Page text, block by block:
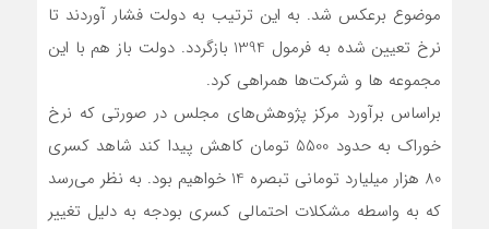
موضوع برعکس شد. به این ترتیب به دولت فشار آوردند تا
نرخ تعیین شده به فرمول 1394 بازگردد. دولت باز هم با این
مجموعه ها و شرکت‌ها همراهی کرد.
براساس برآورد مرکز پژوهش‌های مجلس در صورتی که نرخ
خوراک به حدود 5500 تومان کاهش پیدا کند شاهد کسری
80 هزار میلیارد تومانی تبصره 14 خواهیم بود. به نظر می‌رسد
که به واسطه مشکلات احتمالی کسری بودجه به دلیل تغییر